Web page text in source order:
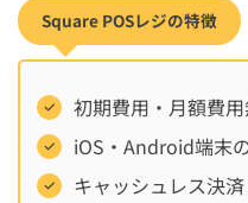
Square POSレジの操
Square POSレジの耐
Square POSレジの管
Square POSレジを導入
Square POSレジの特徴
初期費用・月額費
iOS・Android端末
キャッシュレス決